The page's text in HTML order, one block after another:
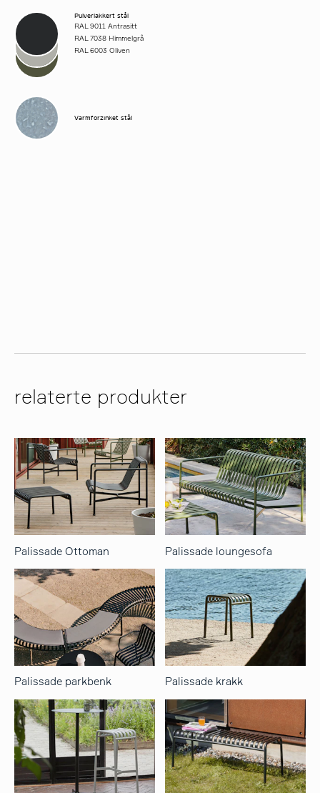
Pulverlakkert stål
RAL 9011 Antrasitt
RAL 7038 Himmelgrå
RAL 6003 Oliven
Varmforzinket stål
relaterte produkter
Palissade Ottoman Palissade loungesofa
Palissade parkbenk Palissade krakk